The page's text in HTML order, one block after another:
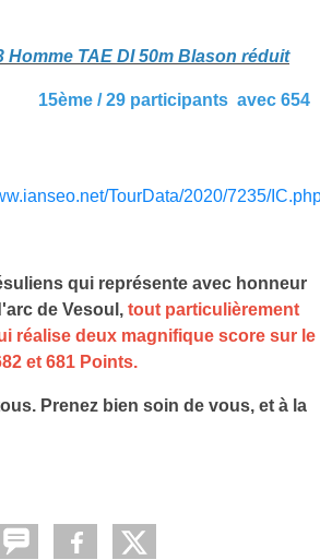
Homme TAE DI 50m Blason réduit
/ 29 participants avec 654
TourData/2020/7235/
qui représente avec honneur
de Vesoul, tout particulièrement
réalise deux magnifique score sur le
et 681 Points.
Prenez bien soin de vous, et à la